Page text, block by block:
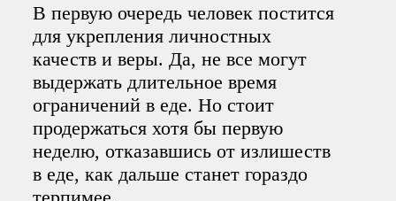
В первую очередь человек постится
для укрепления личностных
качеств и веры. Да, не все могут
выдержать длительное время
ограничений в еде. Но стоит
продержаться хотя бы первую
неделю, отказавшись от излишеств
в еде, как дальше станет гораздо